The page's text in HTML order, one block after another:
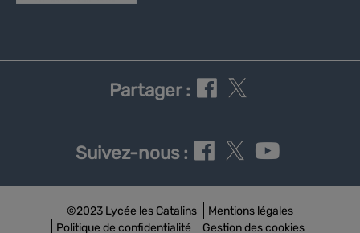
Partager :
Suivez-nous :
©2023 Lycée les Catalins
Mentions légales
Politique de confidentialité
Gestion des cookies